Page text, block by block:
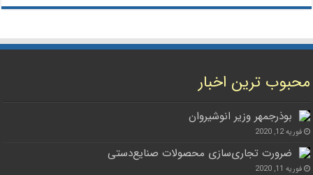
محبوب ترین اخبار
بوذرجمهر وزیر انوشیروان
فوریه 12, 2020
ضرورت تجاری‌سازی محصولات صنایع‌دستی
فوریه 11, 2020